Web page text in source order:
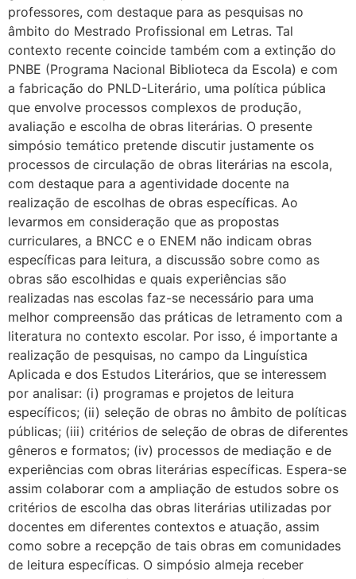
professores, com destaque para as pesquisas no
âmbito do Mestrado Profissional em Letras. Tal
contexto recente coincide também com a extinção do
PNBE (Programa Nacional Biblioteca da Escola) e com
a fabricação do PNLD-Literário, uma política pública
que envolve processos complexos de produção,
avaliação e escolha de obras literárias. O presente
simpósio temático pretende discutir justamente os
processos de circulação de obras literárias na escola,
com destaque para a agentividade docente na
realização de escolhas de obras específicas. Ao
levarmos em consideração que as propostas
curriculares, a BNCC e o ENEM não indicam obras
específicas para leitura, a discussão sobre como as
obras são escolhidas e quais experiências são
realizadas nas escolas faz-se necessário para uma
melhor compreensão das práticas de letramento com a
literatura no contexto escolar. Por isso, é importante a
realização de pesquisas, no campo da Linguística
Aplicada e dos Estudos Literários, que se interessem
por analisar: (i) programas e projetos de leitura
específicos; (ii) seleção de obras no âmbito de políticas
públicas; (iii) critérios de seleção de obras de diferentes
gêneros e formatos; (iv) processos de mediação e de
experiências com obras literárias específicas. Espera-se
assim colaborar com a ampliação de estudos sobre os
critérios de escolha das obras literárias utilizadas por
docentes em diferentes contextos e atuação, assim
como sobre a recepção de tais obras em comunidades
de leitura específicas. O simpósio almeja receber